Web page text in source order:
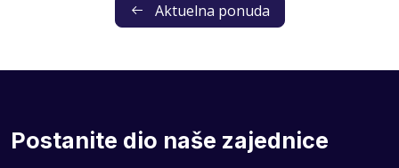
Aktuelna ponuda
Postanite dio naše zajednice